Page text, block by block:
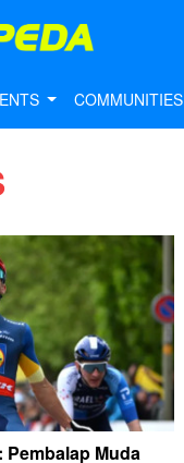
COMMUNITIES
Pembalap Muda